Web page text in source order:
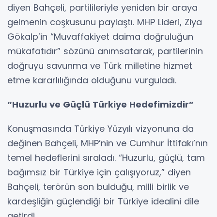
diyen Bahçeli, partilileriyle yeniden bir araya
gelmenin coşkusunu paylaştı. MHP Lideri, Ziya
Gökalp’in “Muvaffakiyet daima doğruluğun
mükafatıdır” sözünü anımsatarak, partilerinin
doğruyu savunma ve Türk milletine hizmet
etme kararlılığında olduğunu vurguladı.
“Huzurlu ve Güçlü Türkiye Hedefimizdir”
Konuşmasında Türkiye Yüzyılı vizyonuna da
değinen Bahçeli, MHP’nin ve Cumhur İttifakı’nın
temel hedeflerini sıraladı. “Huzurlu, güçlü, tam
bağımsız bir Türkiye için çalışıyoruz,” diyen
Bahçeli, terörün son bulduğu, milli birlik ve
kardeşliğin güçlendiği bir Türkiye idealini dile